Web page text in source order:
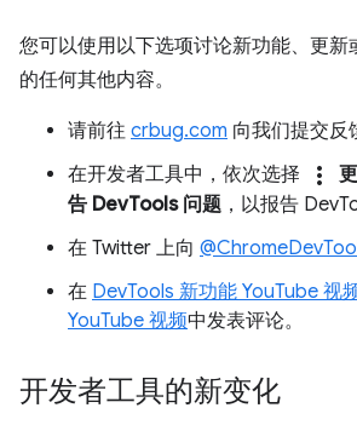
您可以使用以下选项讨论新功能、更新
的任何其他内容。
请前往 crbug.com 向我们提交反
在开发者工具中，依次选择
more_vert
告 DevTools 问题 ，以报告
在 Twitter 上向
在 DevTools 新功能 YouTube 视
YouTube 视频中发表评论。
开发者工具的新变化